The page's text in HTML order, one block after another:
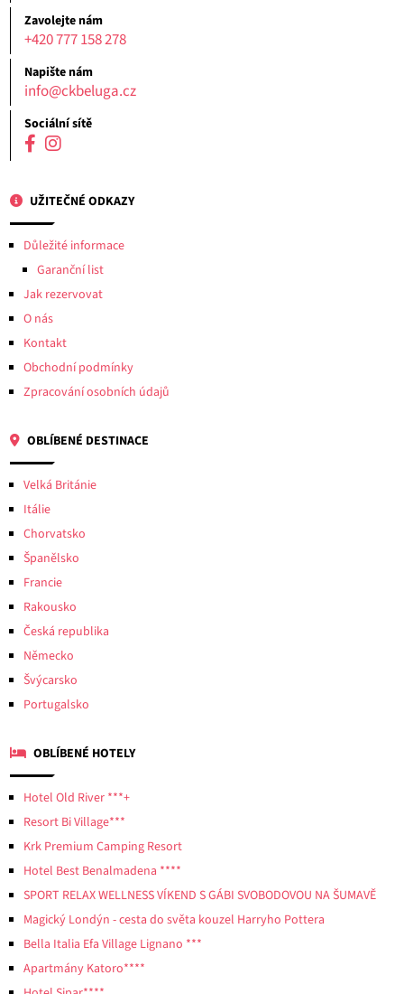
Zavolejte nám
+420 777 158 278
Napište nám
info@ckbeluga.cz
Sociální sítě
UŽITEČNÉ ODKAZY
Důležité informace
Garanční list
Jak rezervovat
O nás
Kontakt
Obchodní podmínky
Zpracování osobních údajů
OBLÍBENÉ DESTINACE
Velká Británie
Itálie
Chorvatsko
Španělsko
Francie
Rakousko
Česká republika
Německo
Švýcarsko
Portugalsko
OBLÍBENÉ HOTELY
Hotel Old River ***+
Resort Bi Village***
Krk Premium Camping Resort
Hotel Best Benalmadena ****
SPORT RELAX WELLNESS VÍKEND S GÁBI SVOBODOVOU NA ŠUMAVĚ
Magický Londýn - cesta do světa kouzel Harryho Pottera
Bella Italia Efa Village Lignano ***
Apartmány Katoro****